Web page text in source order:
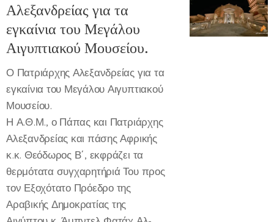
Αλεξανδρείας για τα
εγκαίνια του Μεγάλου
Αιγυπτιακού Μουσείου.
Ο Πατριάρχης Αλεξανδρείας για τα
εγκαίνια του Μεγάλου Αιγυπτιακού
Μουσείου.
Η Α.Θ.Μ., ο Πάπας και Πατριάρχης
Αλεξανδρείας και πάσης Αφρικής
κ.κ. Θεόδωρος Β΄, εκφράζει τα
θερμότατα συγχαρητήριά Του προς
τον Εξοχότατο Πρόεδρο της
Αραβικής Δημοκρατίας της